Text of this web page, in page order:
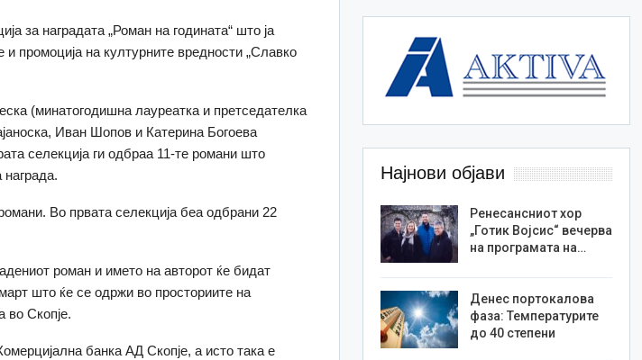
за наградата „Роман на годината“ што ја
промоција на културните вредности „Славко
(минатогодишна лауреатка и претседателка
Иван Шопов и Катерина Богоева
селекција ги одбраа 11-те романи што
награда.
Во првата селекција беа одбрани 22
роман и името на авторот ќе бидат
што ќе се одржи во просториите на
во Скопје.
банка АД Скопје, а исто така е
Најнови објави
Ренесансниот хор
„Готик Војсис“ вечерва
на програмата на…
Денес портокалова
фаза: Температурите
до 40 степени